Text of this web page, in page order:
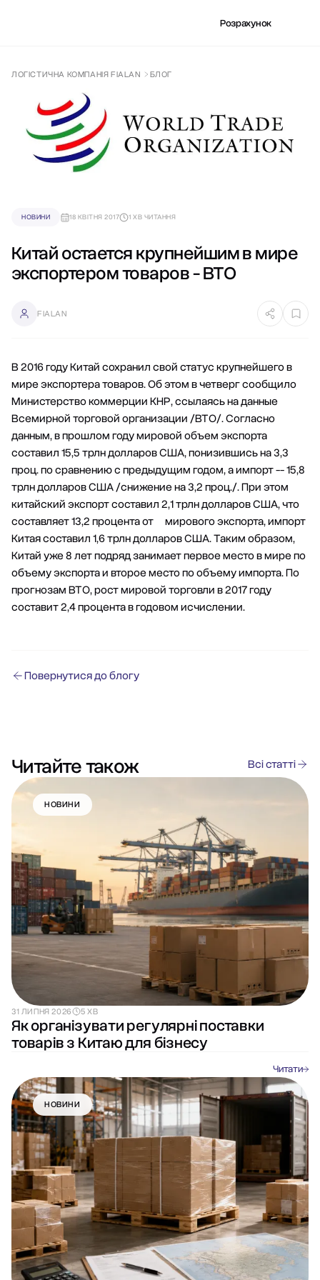
Розрахунок
ЛОГІСТИЧНА КОМПАНІЯ FIALAN БЛОГ
НОВИНИ 18 КВІТНЯ 2017 1 ХВ ЧИТАННЯ
Китай остается крупнейшим в мире
экспортером товаров - ВТО
FIALAN
В 2016 году Китай сохранил свой статус крупнейшего в
мире экспортера товаров. Об этом в четверг сообщило
Министерство коммерции КНР, ссылаясь на данные
Всемирной торговой организации /ВТО/. Согласно
данным, в прошлом году мировой объем экспорта
составил 15,5 трлн долларов США, понизившись на 3,3
проц. по сравнению с предыдущим годом, а импорт -- 15,8
трлн долларов США /снижение на 3,2 проц./. При этом
китайский экспорт составил 2,1 трлн долларов США, что
составляет 13,2 процента от мирового экспорта, импорт
Китая составил 1,6 трлн долларов США. Таким образом,
Китай уже 8 лет подряд занимает первое место в мире по
объему экспорта и второе место по объему импорта. По
прогнозам ВТО, рост мировой торговли в 2017 году
составит 2,4 процента в годовом исчислении.
Повернутися до блогу
Читайте також Всі статті
НОВИНИ
31 ЛИПНЯ 2026 5 ХВ
Як організувати регулярні поставки
товарів з Китаю для бізнесу
Читати
НОВИНИ